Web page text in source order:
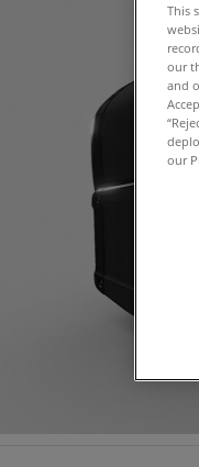
This
our
and
our